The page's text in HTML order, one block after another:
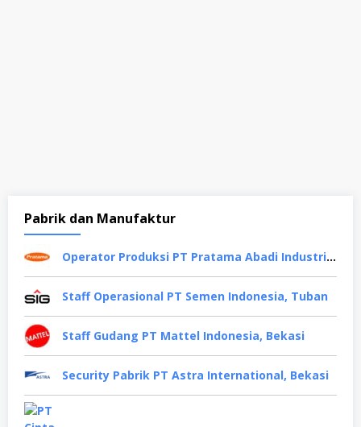
Pabrik dan Manufaktur
Operator Produksi PT Pratama Abadi Industri, Tangerang
Staff Operasional PT Semen Indonesia, Tuban
Staff Gudang PT Mattel Indonesia, Bekasi
Security Pabrik PT Astra International, Bekasi